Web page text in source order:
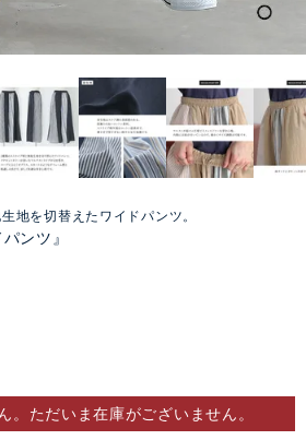
地を切替えたワイドパンツ。
ンツ』
。ただいま在庫がございません。